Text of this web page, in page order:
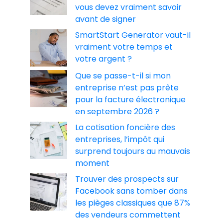
vous devez vraiment savoir
avant de signer
SmartStart Generator vaut-il
vraiment votre temps et
votre argent ?
Que se passe-t-il si mon
entreprise n’est pas prête
pour la facture électronique
en septembre 2026 ?
La cotisation foncière des
entreprises, l’impôt qui
surprend toujours au mauvais
moment
Trouver des prospects sur
Facebook sans tomber dans
les pièges classiques que 87%
des vendeurs commettent